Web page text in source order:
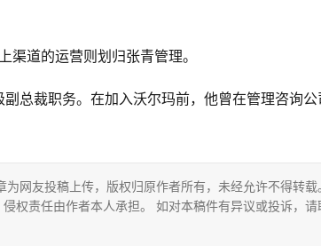
道的运营则划归张青管理。
总裁职务。在加入沃尔玛前，他曾在管理咨询公
网友投稿上传，版权归原作者所有，未经允许不得转载
权责任由作者本人承担。 如对本稿件有异议或投诉，请